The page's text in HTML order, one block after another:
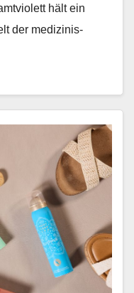
hält ein
der medi­zinis­